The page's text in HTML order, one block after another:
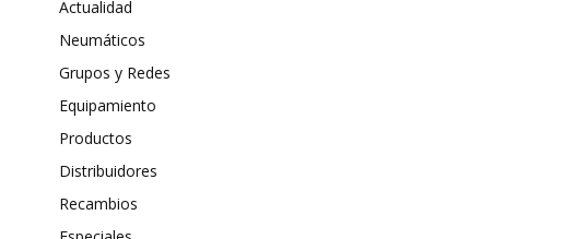
Actualidad
Neumáticos
Grupos y Redes
Equipamiento
Productos
Distribuidores
Recambios